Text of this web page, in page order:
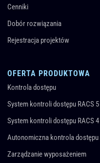
Cenniki
Dobór rozwiązania
Rejestracja projektów
OFERTA PRODUKTOWA
Kontrola dostępu
System kontroli dostępu RACS 5
System kontroli dostępu RACS 4
Autonomiczna kontrola dostępu
Zarządzanie wyposażeniem